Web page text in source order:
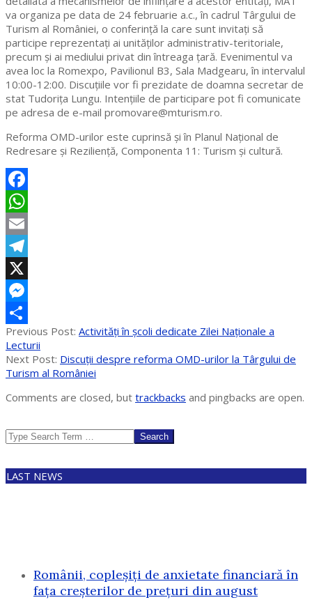
va organiza pe data de 24 februarie a.c., în cadrul Târgului de
Turism al României, o conferință la care sunt invitați să
participe reprezentați ai unităților administrativ-teritoriale,
precum și ai mediului privat din întreaga țară. Evenimentul va
avea loc la Romexpo, Pavilionul B3, Sala Madgearu, în intervalul
10:00-12:00. Discuțiile vor fi prezidate de doamna secretar de
stat Tudorița Lungu. Intențiile de participare pot fi comunicate
pe adresa de e-mail promovare@mturism.ro.
Reforma OMD-urilor este cuprinsă și în Planul Național de
Redresare și Reziliență, Componenta 11: Turism și cultură.
Facebook
WhatsApp
Email
Telegram
X
Messenger
Partajează
2023-
02-
17
Previous Post: Activități în școli dedicate Zilei Naționale a
Lecturii
Next Post: Discuții despre reforma OMD-urilor la Târgului de
Turism al României
Comments are closed, but trackbacks and pingbacks are open.
Search
LAST NEWS
Românii, copleșiți de anxietate financiară în
fața creșterilor de prețuri din august